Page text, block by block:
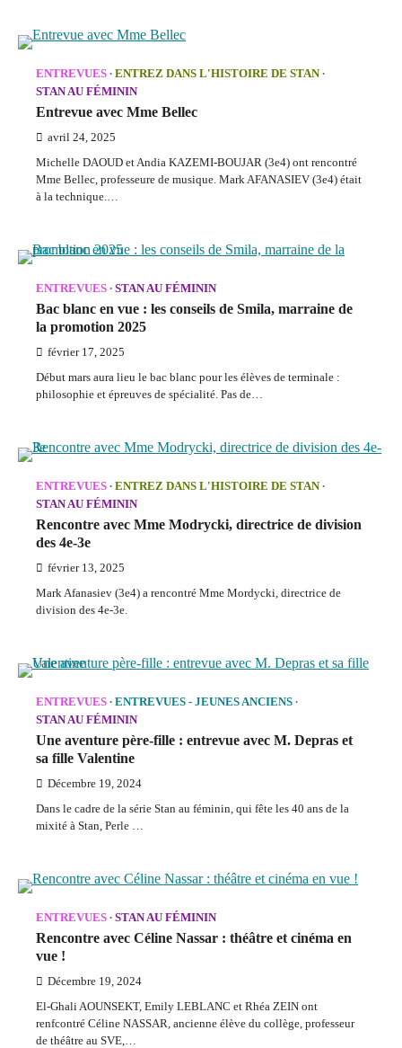
ENTREVUES
ENTREZ DANS L'HISTOIRE DE STAN
STAN AU FÉMININ
Entrevue avec Mme Bellec
avril 24, 2025
Michelle DAOUD et Andia KAZEMI-BOUJAR (3e4) ont rencontré
Mme Bellec, professeure de musique. Mark AFANASIEV (3e4) était
à la technique.…
ENTREVUES STAN AU FÉMININ
Bac blanc en vue : les conseils de Smila, marraine de
la promotion 2025
février 17, 2025
Début mars aura lieu le bac blanc pour les élèves de terminale :
philosophie et épreuves de spécialité. Pas de…
ENTREVUES
ENTREZ DANS L'HISTOIRE DE STAN
STAN AU FÉMININ
Rencontre avec Mme Modrycki, directrice de division
des 4e-3e
février 13, 2025
Mark Afanasiev (3e4) a rencontré Mme Mordycki, directrice de
division des 4e-3e.
ENTREVUES
ENTREVUES - JEUNES ANCIENS
STAN AU FÉMININ
Une aventure père-fille : entrevue avec M. Depras et
sa fille Valentine
Décembre 19, 2024
Dans le cadre de la série Stan au féminin, qui fête les 40 ans de la
mixité à Stan, Perle …
ENTREVUES STAN AU FÉMININ
Rencontre avec Céline Nassar : théâtre et cinéma en
vue !
Décembre 19, 2024
El-Ghali AOUNSEKT, Emily LEBLANC et Rhéa ZEIN ont
renfcontré Céline NASSAR, ancienne élève du collège, professeur
de théâtre au SVE,…